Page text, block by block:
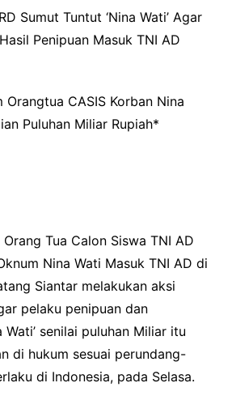
Sumut Tuntut ‘Nina Wati’ Agar
Penipuan Masuk TNI AD
Orangtua CASIS Korban Nina
Puluhan Miliar Rupiah*
Tua Calon Siswa TNI AD
Nina Wati Masuk TNI AD di
Siantar melakukan aksi
pelaku penipuan dan
Wati’ senilai puluhan Miliar itu
di hukum sesuai perundang-
di Indonesia, pada Selasa.